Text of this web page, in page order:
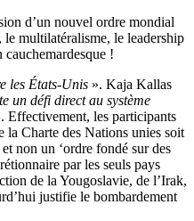
d’un nouvel ordre mondial
multilatéralisme, le leadership
!
les États-Unis ». Kaja Kallas
un défi direct au système
Effectivement, les participants
la Charte des Nations unies soit
non un ‘ordre fondé sur des
par les seuls pays
de la Yougoslavie, de l’Irak,
justifie le bombardement